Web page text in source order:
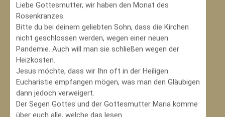
Liebe Gottesmutter, wir haben den Monat des
Rosenkranzes.
Bitte du bei deinem geliebten Sohn, dass die Kirchen
nicht geschlossen werden, wegen einer neuen
Pandemie. Auch will man sie schließen wegen der
Heizkosten.
Jesus möchte, dass wir Ihn oft in der Heiligen
Eucharistie empfangen mögen, was man den Gläubigen
dann jedoch verweigert.
Der Segen Gottes und der Gottesmutter Maria komme
über euch alle, welche das lesen.